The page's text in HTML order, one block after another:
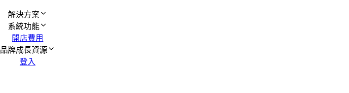
解決方案
系統功能
開店費用
品牌成長資源
登入